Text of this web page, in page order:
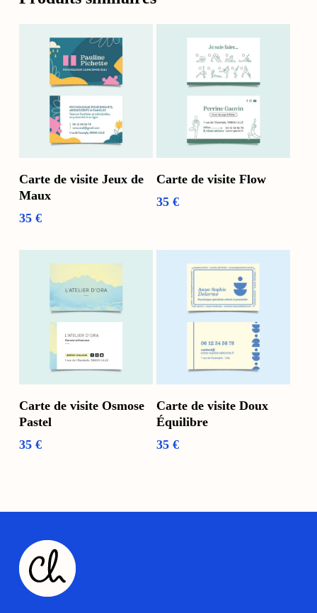
Voir Les Options
Carte de visite Jeux de
Maux
35 €
Ajouter Au Panier
Carte de visite Flow
35€
Ajouter Au Panier
Carte de visite Osmose
Pastel
35 €
Ajouter Au Panier
Carte de visite Doux
Équilibre
35€